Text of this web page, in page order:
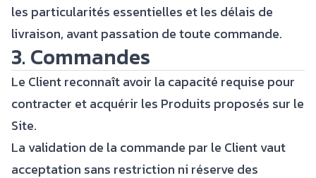
les particularités essentielles et les délais de
livraison, avant passation de toute commande.
3. Commandes
Le Client reconnaît avoir la capacité requise pour
contracter et acquérir les Produits proposés sur le
Site.
La validation de la commande par le Client vaut
acceptation sans restriction ni réserve des